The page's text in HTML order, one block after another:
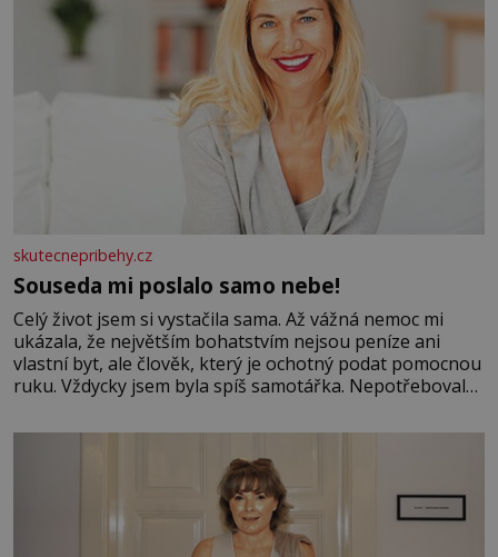
skutecnepribehy.cz
Souseda mi poslalo samo nebe!
Celý život jsem si vystačila sama. Až vážná nemoc mi
ukázala, že největším bohatstvím nejsou peníze ani
vlastní byt, ale člověk, který je ochotný podat pomocnou
ruku. Vždycky jsem byla spíš samotářka. Nepotřebovala
mi knihy, práce a hlavně klid. Hned po studiích jsem